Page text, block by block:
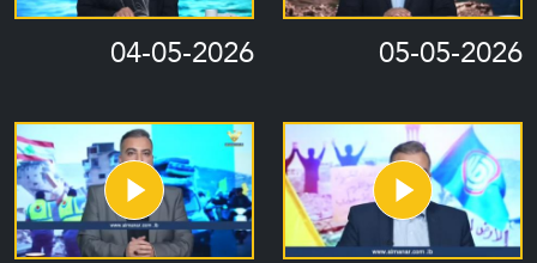
05-05-2026
04-05-2026